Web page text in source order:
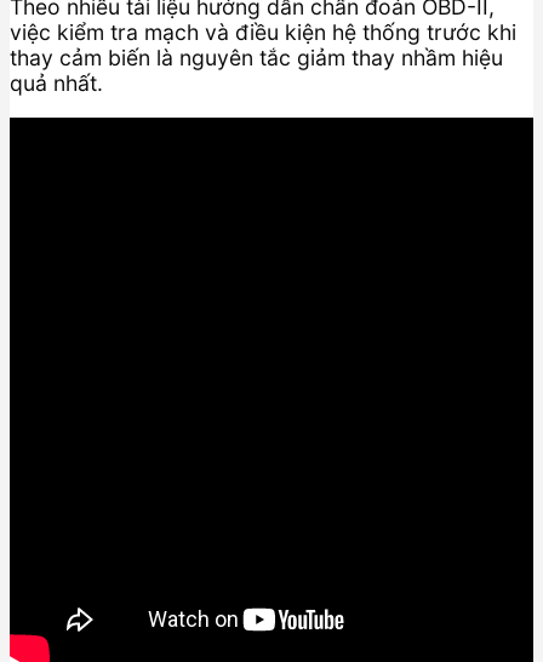
Theo nhiều tài liệu hướng dẫn chẩn đoán OBD-II,
việc kiểm tra mạch và điều kiện hệ thống trước khi
thay cảm biến là nguyên tắc giảm thay nhầm hiệu
quả nhất.